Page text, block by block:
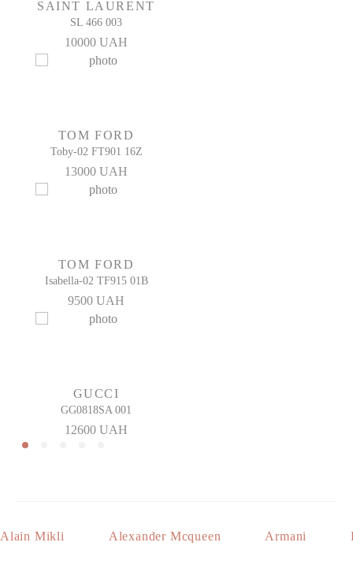
SAINT LAURENT
SL 466 003
10000 UAH
TOM FORD
Toby-02 FT901 16Z
13000 UAH
TOM FORD
Isabella-02 TF915 01B
9500 UAH
GUCCI
GG0818SA 001
12600 UAH
Alain Mikli Alexander Mcqueen Armani